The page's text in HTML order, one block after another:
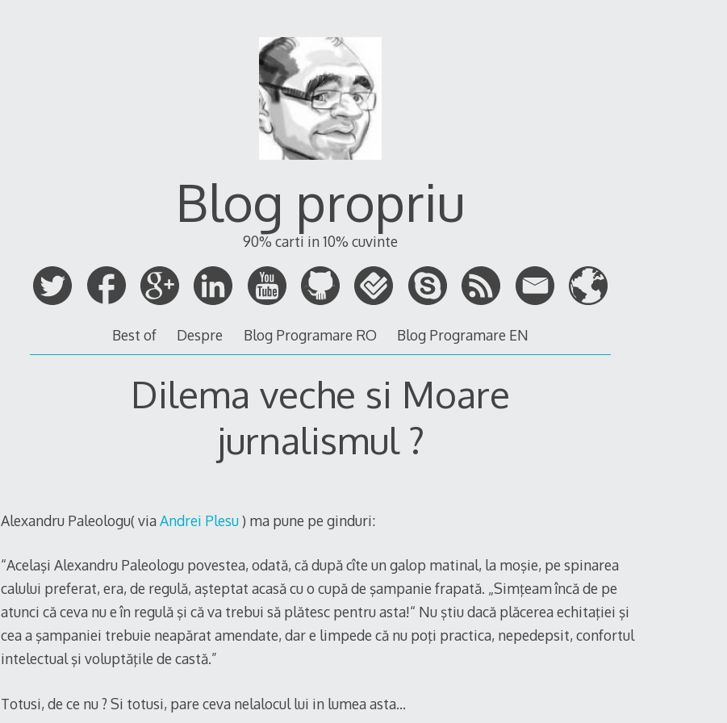
Blog propriu
90% carti in 10% cuvinte
Best of Despre Blog Programare RO Blog Programare EN
Dilema veche si Moare
jurnalismul ?
Alexandru Paleologu( viaAndrei Plesu) ma pune pe ginduri:
“Acelaşi Alexandru Paleologu povestea, odată, că după cîte un galop matinal, la moşie, pe spinarea
calului preferat, era, de regulă, aşteptat acasă cu o cupă de şampanie frapată. „Simţeam încă de pe
atunci că ceva nu e în regulă şi că va trebui să plătesc pentru asta!“ Nu ştiu dacă plăcerea echitaţiei şi
cea a şampaniei trebuie neapărat amendate, dar e limpede că nu poţi practica, nepedepsit, confortul
intelectual şi voluptăţile de castă.”
Totusi, de ce nu ? Si totusi, pare ceva nelalocul lui in lumea asta…